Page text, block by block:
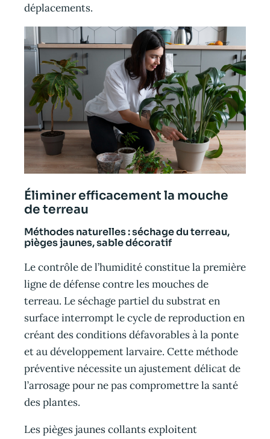
déplacements.
Éliminer efficacement la mouche
de terreau
Méthodes naturelles : séchage du terreau,
pièges jaunes, sable décoratif
Le contrôle de l’humidité constitue la première
ligne de défense contre les mouches de
terreau. Le séchage partiel du substrat en
surface interrompt le cycle de reproduction en
créant des conditions défavorables à la ponte
et au développement larvaire. Cette méthode
préventive nécessite un ajustement délicat de
l’arrosage pour ne pas compromettre la santé
des plantes.
Les pièges jaunes collants exploitent